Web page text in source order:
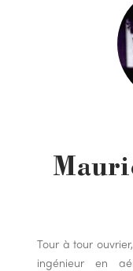
Tour à tour
ingénieur en